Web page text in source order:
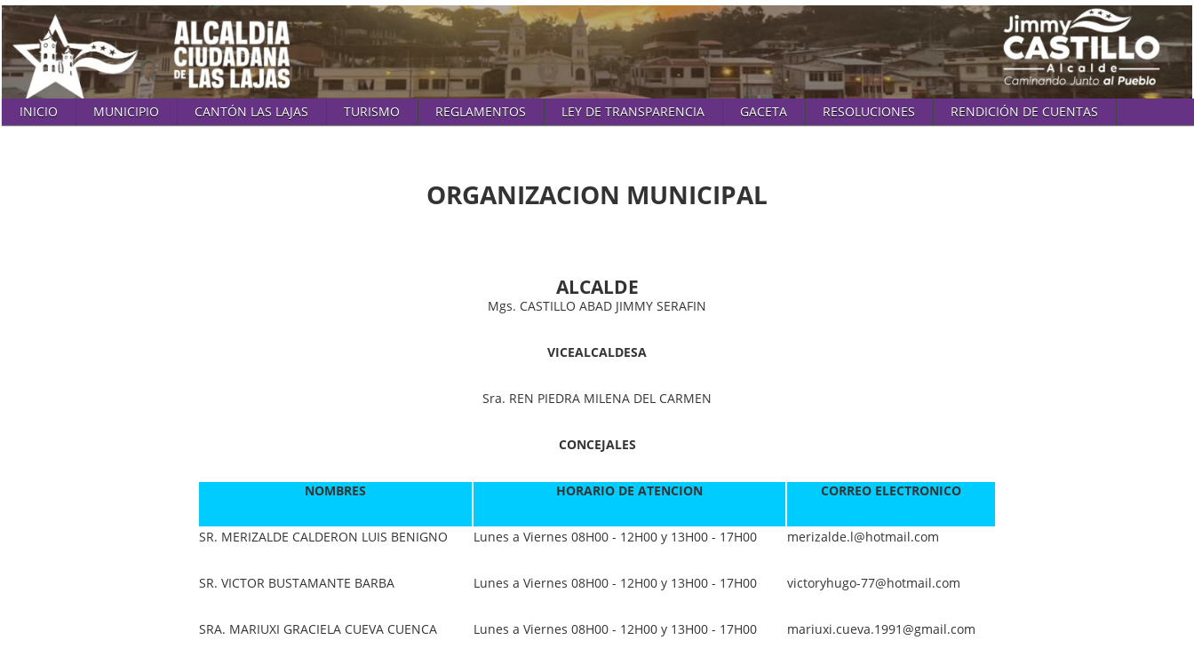
INICIO MUNICIPIO CANTÓN LAS LAJAS TURISMO REGLAMENTOS LEY DE TRANSPARENCIA GACETA RESOLUCIONES RENDICIÓN DE CUENTAS
ORGANIZACION MUNICIPAL
ALCALDE
Mgs. CASTILLO ABAD JIMMY SERAFIN
VICEALCALDESA
Sra. REN PIEDRA MILENA DEL CARMEN
CONCEJALES
NOMBRES HORARIO DE ATENCION CORREO ELECTRONICO
SR. MERIZALDE CALDERON LUIS BENIGNO Lunes a Viernes 08H00 - 12H00 y 13H00 - 17H00 merizalde.l@hotmail.com
SR. VICTOR BUSTAMANTE BARBA Lunes a Viernes 08H00 - 12H00 y 13H00 - 17H00 victoryhugo-77@hotmail.com
SRA. MARIUXI GRACIELA CUEVA CUENCA Lunes a Viernes 08H00 - 12H00 y 13H00 - 17H00 mariuxi.cueva.1991@gmail.com